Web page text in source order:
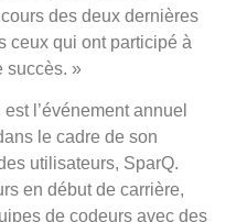
des deux dernières
ceux qui ont participé à
succès. »
l’événement annuel
le cadre de son
utilisateurs, SparQ.
en début de carrière,
de codeurs avec des